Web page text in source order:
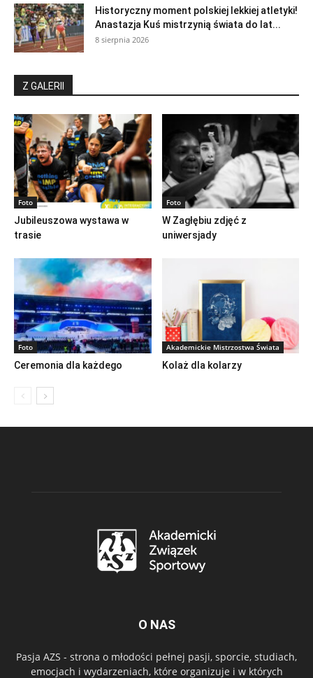
Historyczny moment polskiej lekkiej atletyki!
Anastazja Kuś mistrzynią świata do lat...
8 sierpnia 2026
Z GALERII
Foto
Jubileuszowa wystawa w
trasie
Foto
W Zagłębiu zdjęć z
uniwersjady
Foto
Ceremonia dla każdego
Akademickie Mistrzostwa Świata
Kolaż dla kolarzy
O NAS
Pasja AZS - strona o młodości pełnej pasji, sporcie, studiach,
emocjach i wydarzeniach, które organizuje i w których